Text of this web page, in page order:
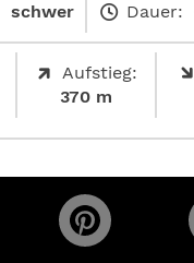
schwer Dauer:
Aufstieg:
370 m